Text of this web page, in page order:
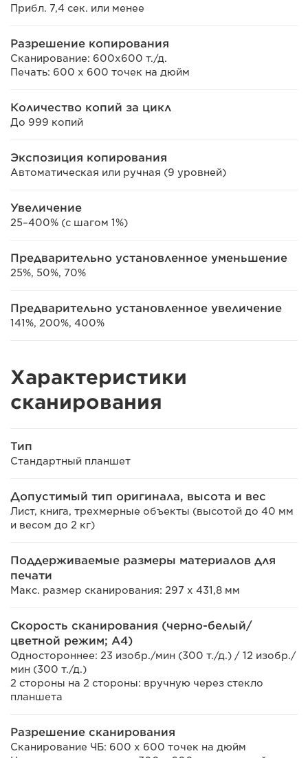
Прибл. 7,4 сек. или менее
Разрешение копирования
Сканирование: 600x600 т./д.
Печать: 600 x 600 точек на дюйм
Количество копий за цикл
До 999 копий
Экспозиция копирования
Автоматическая или ручная (9 уровней)
Увеличение
25–400% (с шагом 1%)
Предварительно установленное уменьшение
25%, 50%, 70%
Предварительно установленное увеличение
141%, 200%, 400%
Характеристики
сканирования
Тип
Стандартный планшет
Допустимый тип оригинала, высота и вес
Лист, книга, трехмерные объекты (высотой до 40 мм
и весом до 2 кг)
Поддерживаемые размеры материалов для
печати
Макс. размер сканирования: 297 x 431,8 мм
Скорость сканирования (черно-белый/
цветной режим; A4)
Одностороннее: 23 изобр./мин (300 т./д.) / 12 изобр./
мин (300 т./д.)
2 стороны на 2 стороны: вручную через стекло
планшета
Разрешение сканирования
Сканирование ЧБ: 600 x 600 точек на дюйм